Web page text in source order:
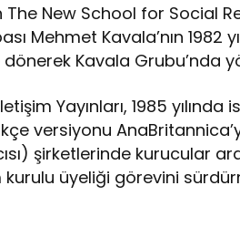
The New School for Social
Mehmet Kavala’nın 1982
dönerek Kavala Grubu’nda
Yayınları, 1985 yılında
versiyonu
şirketlerinde kurucular
kurulu üyeliği görevini